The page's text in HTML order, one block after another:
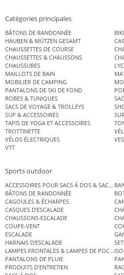
Catégories principales
BÂTONS DE RANDONNÉE
HAUBEN & MÜTZEN GESAMT
CHAUSSETTES DE COURSE
CHAUSSETTES & CHAUSSONS
CHAUSSURES
MAILLOTS DE BAIN
MOBILIER DE CAMPING
PANTALONS DE SKI DE FOND
ROBES & TUNIQUES
SACS DE VOYAGE & TROLLEYS
SUP & ACCESSOIRES
TAPIS DE YOGA ET ACCESSOIRES
TROTTINETTE
VÉLOS ÉLECTRIQUES
VTT
Sports outdoor
ACCESSOIRES POUR SACS À DOS & SACS
BÂTONS DE RANDONNÉE
CAGOULES & ÉCHARPES
CASQUES D’ESCALADE
CHAUSSONS-ESCALADE
COUPE-VENT
ESCALADE
HARNAIS D’ESCALADE
LAMPES FRONTALES & LAMPES DE POCHE
PANTALONS DE PLUIE
PRODUITS D’ENTRETIEN